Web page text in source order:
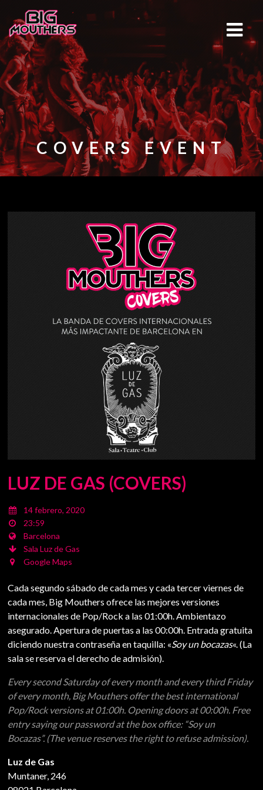
COVERS EVENT
LUZ DE GAS (COVERS)
14 febrero, 2020
23:59
Barcelona
Sala Luz de Gas
Google Maps
Cada segundo sábado de cada mes y cada tercer viernes de
cada mes, Big Mouthers ofrece las mejores versiones
internacionales de Pop/Rock a las 01:00h. Ambientazo
asegurado. Apertura de puertas a las 00:00h. Entrada gratuita
diciendo nuestra contraseña en taquilla: «Soy un bocazas«. (La
sala se reserva el derecho de admisión).
Every second Saturday of every month and every third Friday
of every month, Big Mouthers offer the best international
Pop/Rock versions at 01:00h. Opening doors at 00:00h. Free
entry saying our password at the box office: “Soy un
Bocazas”. (The venue reserves the right to refuse admission).
Luz de Gas
Muntaner, 246